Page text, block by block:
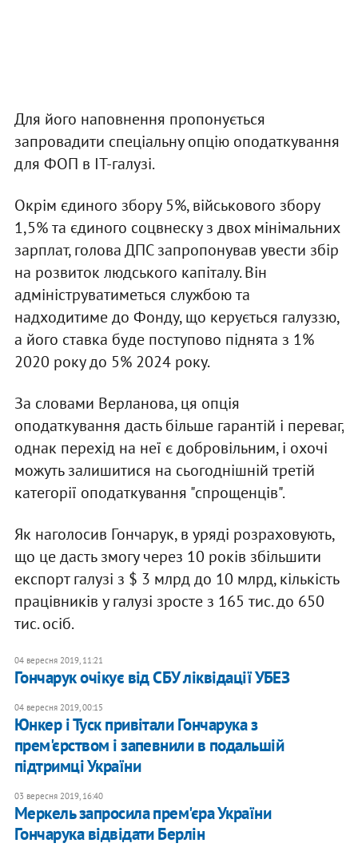
Для його наповнення пропонується
запровадити спеціальну опцію оподаткування
для ФОП в IT-галузі.
Окрім єдиного збору 5%, військового збору
1,5% та єдиного соцвнеску з двох мінімальних
зарплат, голова ДПС запропонував увести збір
на розвиток людського капіталу. Він
адмініструватиметься службою та
надходитиме до Фонду, що керується галуззю,
а його ставка буде поступово піднята з 1%
2020 року до 5% 2024 року.
За словами Верланова, ця опція
оподаткування дасть більше гарантій і переваг,
однак перехід на неї є добровільним, і охочі
можуть залишитися на сьогоднішній третій
категорії оподаткування "спрощенців".
Як наголосив Гончарук, в уряді розраховують,
що це дасть змогу через 10 років збільшити
експорт галузі з $ 3 млрд до 10 млрд, кількість
працівників у галузі зросте з 165 тис. до 650
тис. осіб.
04 вересня 2019, 11:21
Гончарук очікує від СБУ ліквідації УБЕЗ
04 вересня 2019, 00:15
Юнкер і Туск привітали Гончарука з
прем'єрством і запевнили в подальшій
підтримці України
03 вересня 2019, 16:40
Меркель запросила прем'єра України
Гончарука відвідати Берлін